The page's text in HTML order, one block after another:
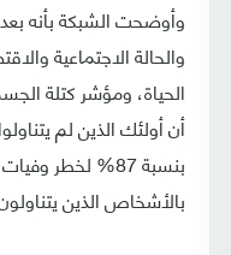
وأوضحت الشبكة بأنه
والحالة الاجتماعية
الحياة، ومؤشر كتلة
أن أولئك الذين لم
بنسبة 87% لخطر
بالأشخاص الذين